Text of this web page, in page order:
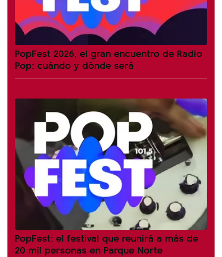
PopFest 2026, el gran encuentro de Radio
Pop: cuándo y dónde será
PopFest: el festival que reunirá a más de
20 mil personas en Parque Norte